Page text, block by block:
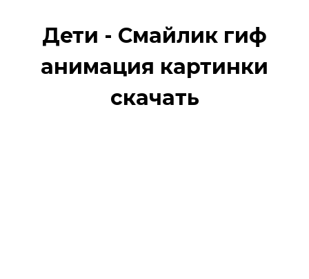
Дети - Смайлик гиф
анимация картинки
скачать